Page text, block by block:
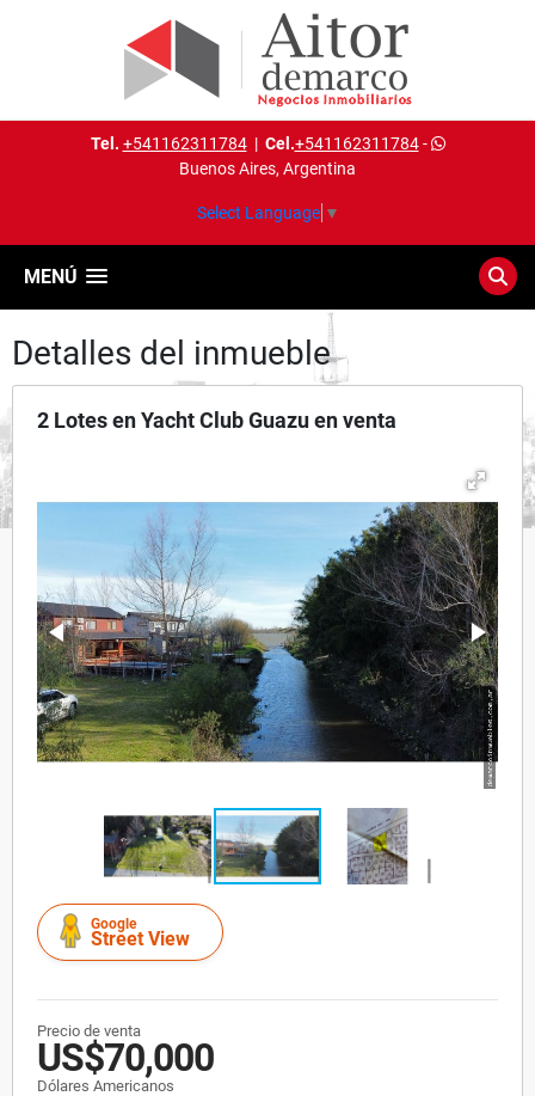
Tel. +541162311784| Cel.+541162311784-
Buenos Aires, Argentina
Select Language ▼
MENÚ
Detalles del inmueble
2 Lotes en Yacht Club Guazu en venta
Google
Street View
Precio de venta
US$70,000
Dólares Americanos